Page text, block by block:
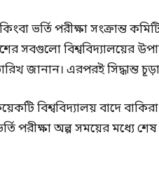
ভর্তি পরীক্ষা সংক্রান্ত
সবগুলো বিশ্ববিদ্যালয়ের
জানান। এরপরই সিদ্ধান্ত
বিশ্ববিদ্যালয় বাদে
পরীক্ষা অল্প সময়ের মধ্যে